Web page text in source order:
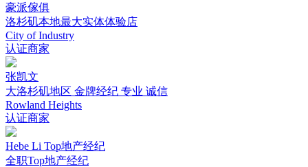
豪派傢俱
洛杉矶本地最大实体体验店
City of Industry
认证商家
张凯文
大洛杉矶地区 金牌经纪 专业 诚信
Rowland Heights
认证商家
Hebe Li Top地产经纪
全职Top地产经纪